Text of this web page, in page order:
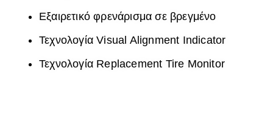
Εξαιρετικό φρενάρισμα σε βρεγμένο
Τεχνολογία Visual Alignment Indicator
Τεχνολογία Replacement Tire Monitor